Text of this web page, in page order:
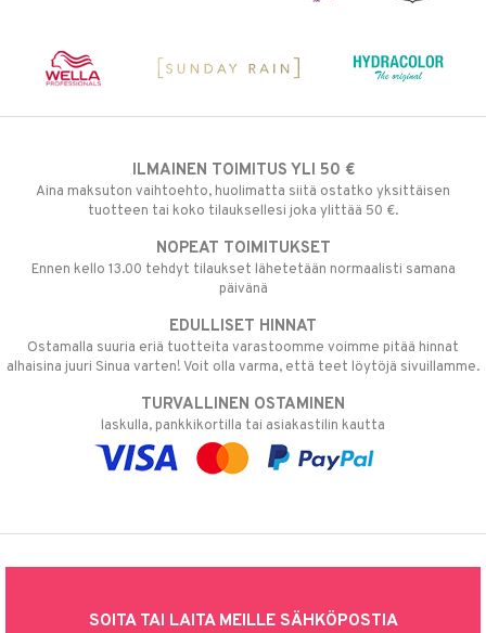
ILMAINEN TOIMITUS YLI 50 €
Aina maksuton vaihtoehto, huolimatta siitä ostatko yksittäisen
tuotteen tai koko tilauksellesi joka ylittää 50 €.
NOPEAT TOIMITUKSET
Ennen kello 13.00 tehdyt tilaukset lähetetään normaalisti samana
päivänä
EDULLISET HINNAT
Ostamalla suuria eriä tuotteita varastoomme voimme pitää hinnat
alhaisina juuri Sinua varten! Voit olla varma, että teet löytöjä sivuillamme.
TURVALLINEN OSTAMINEN
laskulla, pankkikortilla tai asiakastilin kautta
SOITA TAI LAITA MEILLE SÄHKÖPOSTIA